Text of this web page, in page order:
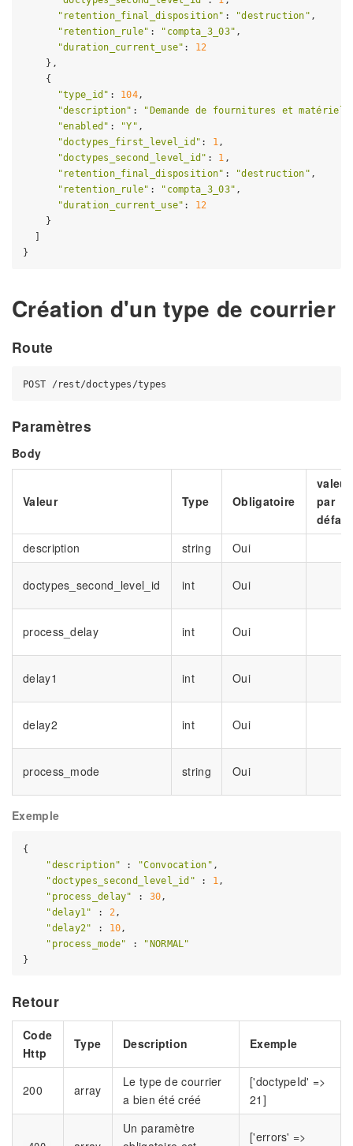
"retention_final_disposition" : "destruction" ,
"retention_rule" : "compta_3_03" ,
"duration_current_use" : 12
    },
    {
"type_id" : 104,
"description" :
"Demande de fournitures et
"enabled" : "Y" ,
"doctypes_first_level_id" : 1,
"doctypes_second_level_id" : 1 ,
"retention_final_disposition" : "destruction" ,
"retention_rule" : "compta_3_03" ,
"duration_current_use" : 12
    }
  ]
Création d'un type de courrier
Route
Paramètres
Body
Valeur Type Obligatoire
valeur
par
défaut
description
string Oui
doctypes_second_level_id int Oui
process_delay int Oui
delay1 int Oui
delay2 int Oui
process_mode string Oui
Exemple
{
"description" : "Convocation" ,
"doctypes_second_level_id" : 1 ,
"process_delay"
: 30 ,
"delay1"
: 2 ,
"delay2"
: 10 ,
"process_mode"
:
"NORMAL"
Retour
Code
Http
Type Description Exemple
200 array
Le type de courrier
a bien été créé
['doctypeId' =>
21]
Un paramètre
['errors' =>